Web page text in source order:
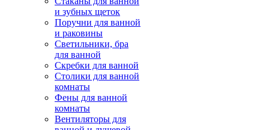
и зубных щеток
Поручни для ванной
и раковины
Светильники, бра
для ванной
Скребки для ванной
Столики для ванной
комнаты
Фены для ванной
комнаты
Вентиляторы для